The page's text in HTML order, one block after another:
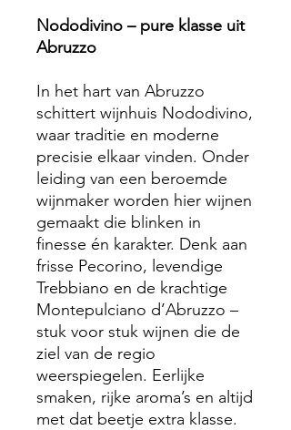
Nododivino – pure klasse uit
Abruzzo
In het hart van Abruzzo
schittert wijnhuis Nododivino,
waar traditie en moderne
precisie elkaar vinden. Onder
leiding van een beroemde
wijnmaker worden hier wijnen
gemaakt die blinken in
finesse én karakter. Denk aan
frisse Pecorino, levendige
Trebbiano en de krachtige
Montepulciano d’Abruzzo –
stuk voor stuk wijnen die de
ziel van de regio
weerspiegelen. Eerlijke
smaken, rijke aroma’s en altijd
met dat beetje extra klasse.